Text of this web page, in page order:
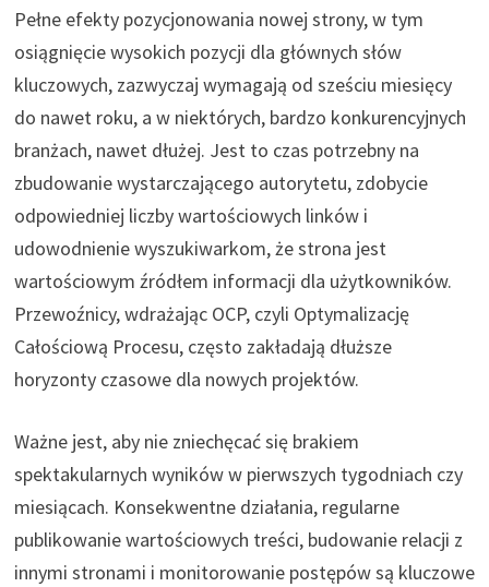
Pełne efekty pozycjonowania nowej strony, w tym
osiągnięcie wysokich pozycji dla głównych słów
kluczowych, zazwyczaj wymagają od sześciu miesięcy
do nawet roku, a w niektórych, bardzo konkurencyjnych
branżach, nawet dłużej. Jest to czas potrzebny na
zbudowanie wystarczającego autorytetu, zdobycie
odpowiedniej liczby wartościowych linków i
udowodnienie wyszukiwarkom, że strona jest
wartościowym źródłem informacji dla użytkowników.
Przewoźnicy, wdrażając OCP, czyli Optymalizację
Całościową Procesu, często zakładają dłuższe
horyzonty czasowe dla nowych projektów.
Ważne jest, aby nie zniechęcać się brakiem
spektakularnych wyników w pierwszych tygodniach czy
miesiącach. Konsekwentne działania, regularne
publikowanie wartościowych treści, budowanie relacji z
innymi stronami i monitorowanie postępów są kluczowe